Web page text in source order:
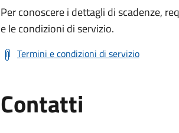
Per conoscere i dettagli di scadenze,
e le condizioni di servizio.
Termini e condizioni di servizio
Contatti